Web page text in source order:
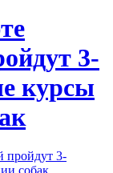
3-
курсы